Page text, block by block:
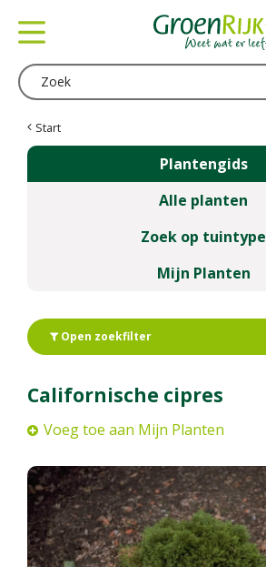
Start
Plantengids
Alle planten
Zoek op tuintype
Mijn Planten
Open zoekfilter
Californische cipres
Voeg toe aan Mijn Planten